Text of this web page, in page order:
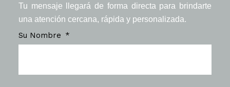
Tu mensaje llegará de forma directa para brindarte
una atención cercana, rápida y personalizada.
Su Nombre